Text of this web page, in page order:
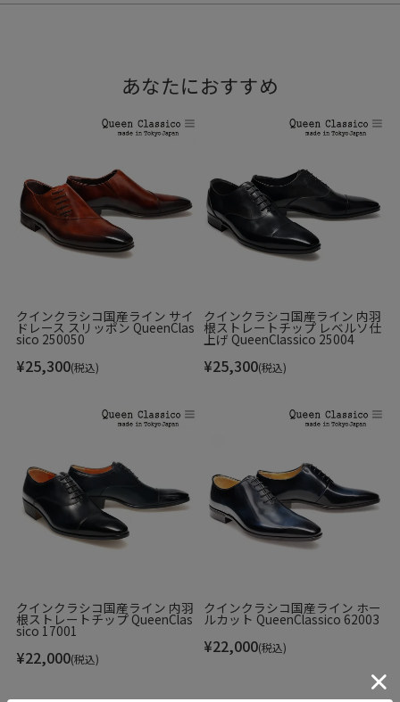
る。まるで吸い込まれるような不思議な魅力のある色味。
Color Variation
ボルドー
あなたにおすすめ
クインクラシコ国産ライン サイ
ドレース スリッポン QueenClas
sico 250050
¥25,300(税込)
クインクラシコ国産ライン 内羽
根ストレートチップ レベルソ仕
上げ QueenClassico 25004
¥25,300(税込)
クインクラシコ国産ライン 内羽
根ストレートチップ QueenClas
sico 17001
¥22,000(税込)
クインクラシコ国産ライン ホー
ルカット QueenClassico 62003
¥22,000(税込)